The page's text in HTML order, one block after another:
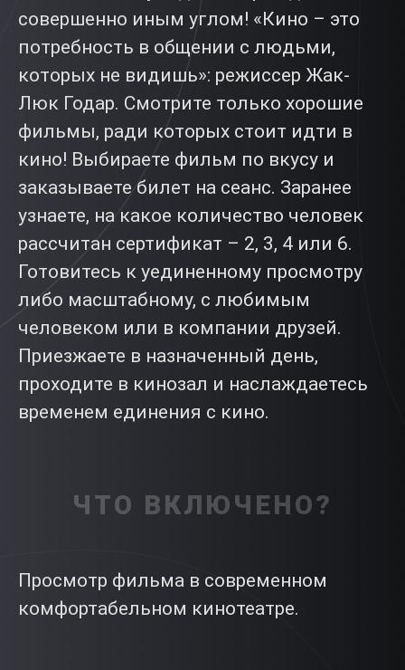
совершенно иным углом! «Кино – это
потребность в общении с людьми,
которых не видишь»: режиссер Жак-
Люк Годар. Смотрите только хорошие
фильмы, ради которых стоит идти в
кино! Выбираете фильм по вкусу и
заказываете билет на сеанс. Заранее
узнаете, на какое количество человек
рассчитан сертификат – 2, 3, 4 или 6.
Готовитесь к уединенному просмотру
либо масштабному, с любимым
человеком или в компании друзей.
Приезжаете в назначенный день,
проходите в кинозал и наслаждаетесь
временем единения с кино.
ЧТО ВКЛЮЧЕНО?
Просмотр фильма в современном
комфортабельном кинотеатре.